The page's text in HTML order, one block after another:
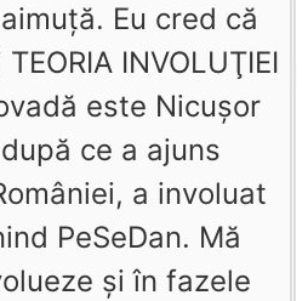
Eu cred că
INVOLUŢIEI
este Nicuşor
ce a ajuns
a involuat
PeSeDan. Mă
şi în fazele